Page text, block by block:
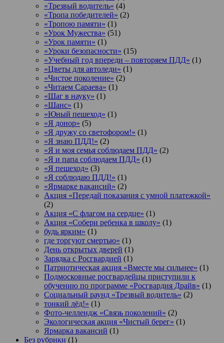
«Трезвый водитель» (4)
«Тропа победителей» (2)
«Тропою памяти» (1)
«Урок Мужества» (51)
«Урок памяти» (1)
«Уроки безопасности» (15)
«Учебный год впереди – повторяем ПДД» (1)
«Цветы для автоледи» (1)
«Чистое поколение» (2)
«Читаем Сараева» (1)
«Шаг в науку» (1)
«Шанс» (1)
«Юный пешеход» (1)
«Я донор» (5)
«Я дружу со светофором!» (1)
«Я знаю ПДД!» (2)
«Я и моя семья соблюдаем ПДД» (2)
«Я и папа соблюдаем ПДД» (1)
«Я пешеход» (3)
«Я соблюдаю ПДД!» (1)
«Ярмарке вакансий» (2)
Акция «Передай показания с умной платежкой»
(2)
Акция «С флагом на сердце» (1)
Акция «Собери ребенка в школу» (1)
будь ярким» (1)
где торгуют смертью» (1)
День открытых дверей (1)
Зарядка с Росгвардией (1)
Патриотическая акция «Вместе мы сильнее» (1)
Подмосковные росгвардейцы приступили к
обучению по программе «Росгвардия Драйв» (1)
Социальный раунд «Трезвый водитель» (2)
тонкий лёд!» (1)
Фото-челлендж «Связь поколений» (2)
Экологическая акция «Чистый берег» (1)
Ярмарка вакансий (1)
Без рубрики (1)